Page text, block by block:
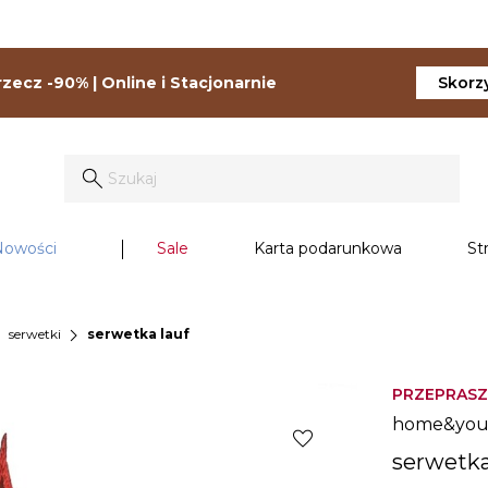
-90% | Online i Stacjonarnie
Sale Karta podarunkowa
serwetki chevron_right serwetka lauf
home&you
favorite